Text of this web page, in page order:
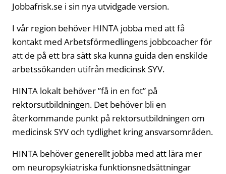
Jobbafrisk.se i sin nya utvidgade version.
I vår region behöver HINTA jobba med att få
kontakt med Arbetsförmedlingens jobbcoacher för
att de på ett bra sätt ska kunna guida den enskilde
arbetssökanden utifrån medicinsk SYV.
HINTA lokalt behöver ”få in en fot” på
rektorsutbildningen. Det behöver bli en
återkommande punkt på rektorsutbildningen om
medicinsk SYV och tydlighet kring ansvarsområden.
HINTA behöver generellt jobba med att lära mer
om neuropsykiatriska funktionsnedsättningar